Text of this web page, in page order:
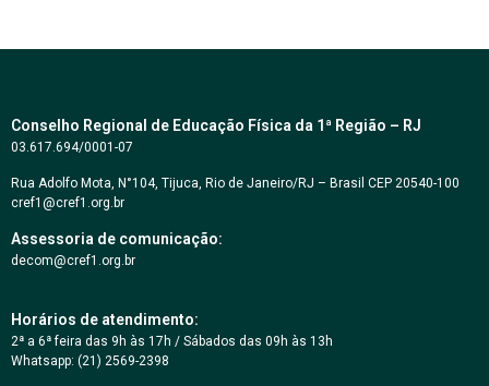
Conselho Regional de Educação Física da 1ª Região – RJ
03.617.694/0001-07
Rua Adolfo Mota, N°104, Tijuca, Rio de Janeiro/RJ – Brasil CEP 20540-100
cref1@cref1.org.br
Assessoria de comunicação:
decom@cref1.org.br
Horários de atendimento:
2ª a 6ª feira das 9h às 17h / Sábados das 09h às 13h
Whatsapp: (21) 2569-2398